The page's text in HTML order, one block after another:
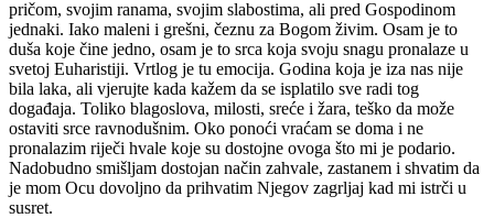
pričom, svojim ranama, svojim slabostima, ali pred Gospodinom
jednaki. Iako maleni i grešni, čeznu za Bogom živim. Osam je to
duša koje čine jedno, osam je to srca koja svoju snagu pronalaze u
svetoj Euharistiji. Vrtlog je tu emocija. Godina koja je iza nas nije
bila laka, ali vjerujte kada kažem da se isplatilo sve radi tog
događaja. Toliko blagoslova, milosti, sreće i žara, teško da može
ostaviti srce ravnodušnim. Oko ponoći vraćam se doma i ne
pronalazim riječi hvale koje su dostojne ovoga što mi je podario.
Nadobudno smišljam dostojan način zahvale, zastanem i shvatim da
je mom Ocu dovoljno da prihvatim Njegov zagrljaj kad mi istrči u
susret.